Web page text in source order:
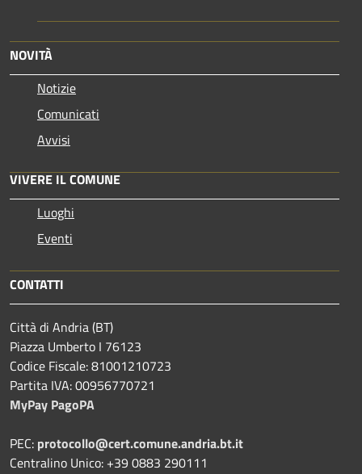
NOVITÀ
Notizie
Comunicati
Avvisi
VIVERE IL COMUNE
Luoghi
Eventi
CONTATTI
Città di Andria (BT)
Piazza Umberto I 76123
Codice Fiscale: 81001210723
Partita IVA: 00956770721
MyPay PagoPA
PEC: protocollo@cert.comune.andria.bt.it
Centralino Unico: +39 0883 290111